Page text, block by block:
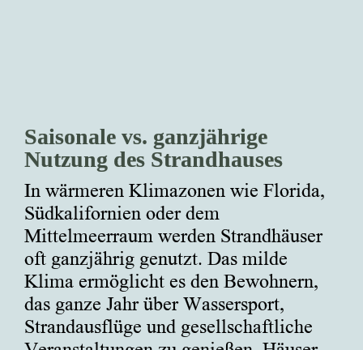
Saisonale vs. ganzjährige
Nutzung des Strandhauses
In wärmeren Klimazonen wie Florida,
Südkalifornien oder dem
Mittelmeerraum werden Strandhäuser
oft ganzjährig genutzt. Das milde
Klima ermöglicht es den Bewohnern,
das ganze Jahr über Wassersport,
Strandausflüge und gesellschaftliche